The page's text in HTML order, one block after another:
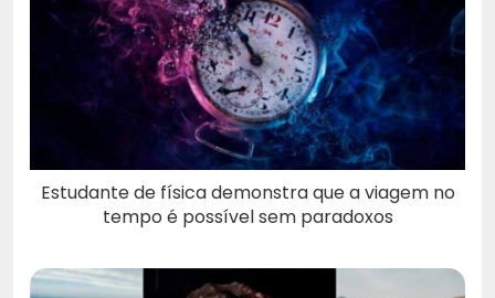
Estudante de física demonstra que a viagem no
tempo é possível sem paradoxos